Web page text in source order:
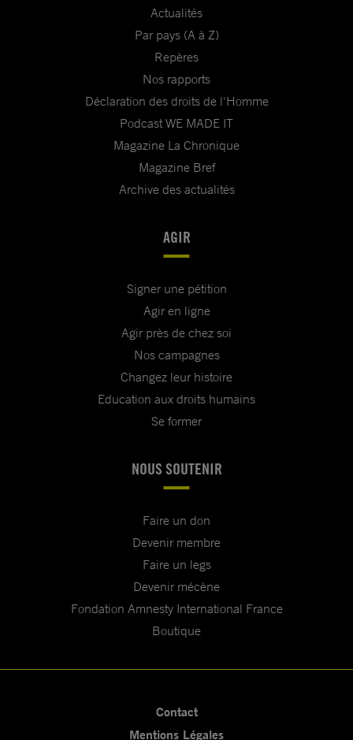
Actualités
Par pays (A à Z)
Repères
Nos rapports
Déclaration des droits de l'Homme
Podcast WE MADE IT
Magazine La Chronique
Magazine Bref
Archive des actualités
AGIR
Signer une pétition
Agir en ligne
Agir près de chez soi
Nos campagnes
Changez leur histoire
Education aux droits humains
Se former
NOUS SOUTENIR
Faire un don
Devenir membre
Faire un legs
Devenir mécène
Fondation Amnesty International France
Boutique
Contact
Mentions Légales